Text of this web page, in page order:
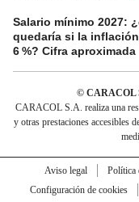
Salario mínimo 2027:
quedaría si la inflación
6 %? Cifra aproximada
© CARACOL
CARACOL S.A. realiza una
y otras prestaciones accesibles
Aviso legal Política
Configuración de cookies